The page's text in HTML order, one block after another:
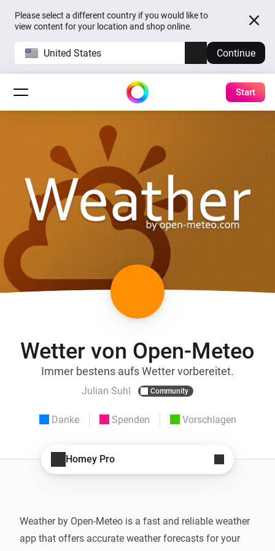
Please select a different country if you would like to
view content for your location and shop online.
United States Continue
Start
Wetter von Open-Meteo
Immer bestens aufs Wetter vorbereitet.
Julian Suhl Community
Danke Spenden Vorschlagen
Homey Pro
Weather by Open-Meteo is a fast and reliable weather
app that offers accurate weather forecasts for your